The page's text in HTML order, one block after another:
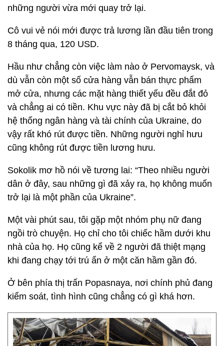
những người vừa mới quay trở lại.
Cô vui vẻ nói mới được trả lương lần đầu tiên trong
8 tháng qua, 120 USD.
Hầu như chẳng còn việc làm nào ở Pervomaysk, và
dù vẫn còn một số cửa hàng vẫn bán thực phẩm
mở cửa, nhưng các mặt hàng thiết yếu đều đắt đỏ
và chẳng ai có tiền. Khu vực này đã bị cắt bỏ khỏi
hệ thống ngân hàng và tài chính của Ukraine, do
vậy rất khó rút được tiền. Những người nghỉ hưu
cũng không rút được tiền lương hưu.
Sokolik mơ hồ nói về tương lai: “Theo nhiều người
dân ở đây, sau những gì đã xảy ra, họ không muốn
trở lại là một phần của Ukraine”.
Một vài phút sau, tôi gặp một nhóm phụ nữ đang
ngồi trò chuyện. Họ chỉ cho tôi chiếc hầm dưới khu
nhà của họ. Họ cũng kể về 2 người đã thiệt mạng
khi đang chạy tới trú ẩn ở một căn hầm gần đó.
Ở bên phía thị trấn Popasnaya, nơi chính phủ đang
kiểm soát, tình hình cũng chẳng có gì khá hơn.